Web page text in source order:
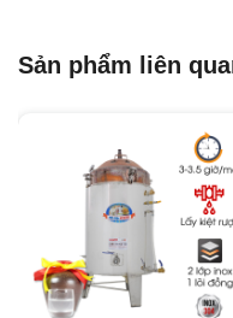
Sản phẩm liên